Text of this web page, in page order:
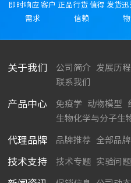
即时响应 客户
需求
正品行货 值得
信赖
发货迅
关于我们 公司简介 发展历程
联系我们
产品中心 免疫学 动物模型
生物化学与分子生
代理品牌 品牌推荐 全部品牌
技术支持 技术专题 实验问题